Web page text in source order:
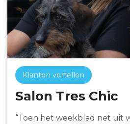
Klanten vertellen
Salon Tres Chic
“Toen het weekblad net uit